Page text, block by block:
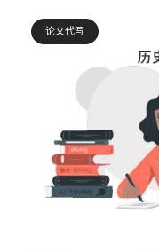
论文代写